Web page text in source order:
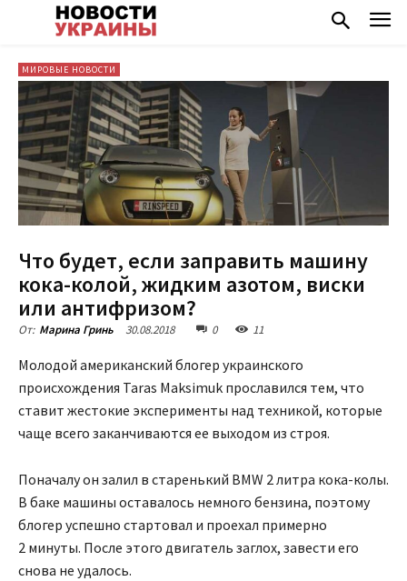
МИРОВЫЕ НОВОСТИ
Что будет, если заправить машину
кока-колой, жидким азотом, виски
или антифризом?
От: Марина Гринь 30.08.2018 0 11
Молодой американский блогер украинского
происхождения Taras Maksimuk прославился тем, что
ставит жестокие эксперименты над техникой, которые
чаще всего заканчиваются ее выходом из строя.
Поначалу он залил в старенький BMW 2 литра кока-колы.
В баке машины оставалось немного бензина, поэтому
блогер успешно стартовал и проехал примерно
2 минуты. После этого двигатель заглох, завести его
снова не удалось.